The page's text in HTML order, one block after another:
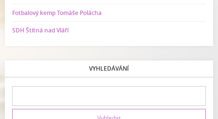
Fotbalový kemp Tomáše Polácha
SDH Štítná nad Vláří
VYHLEDÁVÁNÍ